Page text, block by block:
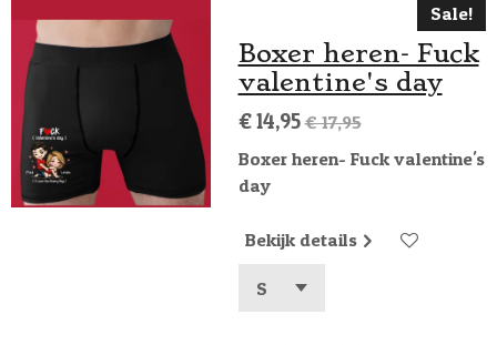
Sale!
Boxer heren- Fuck
valentine's day
€ 14,95 € 17,95
Boxer heren- Fuck valentine's
day
Bekijk details